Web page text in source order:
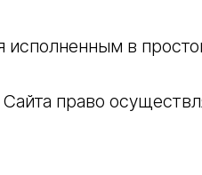
исполненным в
право